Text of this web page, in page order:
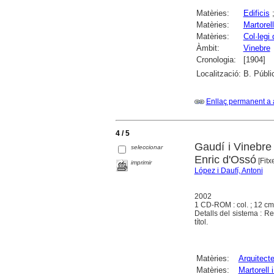
Matèries: Edificis
Matèries:
Matèries:
Col·legi
Àmbit:
Vinebre
Cronologia:
[1904]
Localització: B.
Enllaç permanent a
4 / 5
seleccionar
imprimir
Gaudí i
Enric d'Ossó
López i Daufí, Antoni
2002
1 CD-ROM : col. ; 12
Detalls del sistema :
títol.
Matèries:
Matèries:
Martorell